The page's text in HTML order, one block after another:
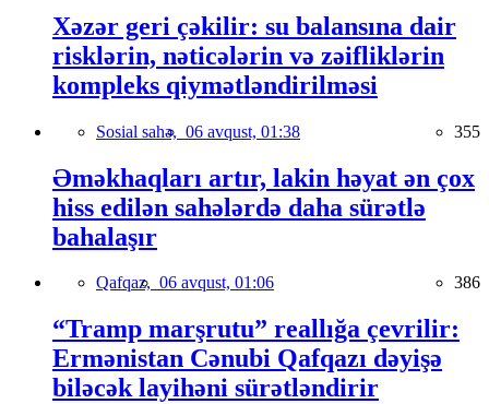
Xəzər geri çəkilir: su balansına dair
risklərin, nəticələrin və zəifliklərin
kompleks qiymətləndirilməsi
Sosial sahə, 06 avqust, 01:38 355
Əməkhaqları artır, lakin həyat ən çox
hiss edilən sahələrdə daha sürətlə
bahalaşır
Qafqaz, 06 avqust, 01:06 386
“Tramp marşrutu” reallığa çevrilir:
Ermənistan Cənubi Qafqazı dəyişə
biləcək layihəni sürətləndirir